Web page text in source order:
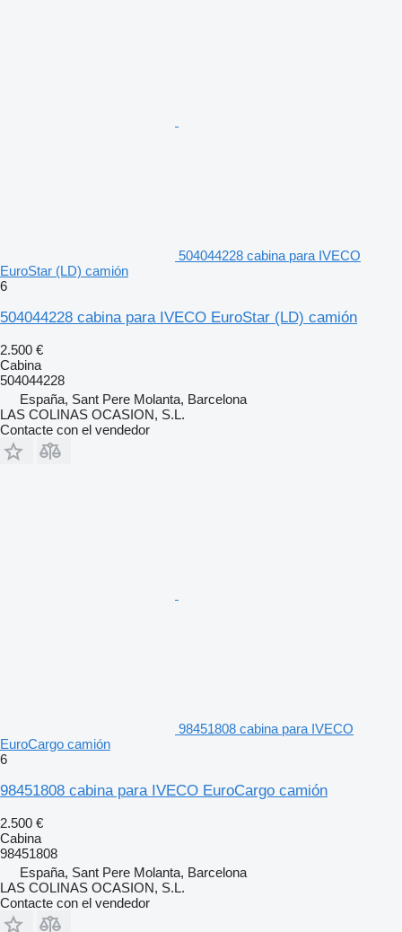
504044228 cabina para IVECO
EuroStar (LD) camión
6
504044228 cabina para IVECO EuroStar (LD) camión
2.500 €
Cabina
504044228
España, Sant Pere Molanta, Barcelona
LAS COLINAS OCASION, S.L.
Contacte con el vendedor
98451808 cabina para IVECO
EuroCargo camión
6
98451808 cabina para IVECO EuroCargo camión
2.500 €
Cabina
98451808
España, Sant Pere Molanta, Barcelona
LAS COLINAS OCASION, S.L.
Contacte con el vendedor